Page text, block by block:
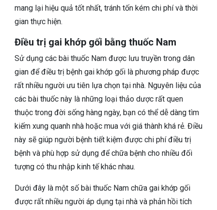
mang lại hiệu quả tốt nhất, tránh tốn kém chi phí và thời
gian thực hiện.
Điều trị gai khớp gối bằng thuốc Nam
Sử dụng các bài thuốc Nam được lưu truyền trong dân
gian để điều trị bệnh gai khớp gối là phương pháp được
rất nhiều người ưu tiên lựa chọn tại nhà. Nguyên liệu của
các bài thuốc này là những loại thảo dược rất quen
thuộc trong đời sống hàng ngày, bạn có thể dễ dàng tìm
kiếm xung quanh nhà hoặc mua với giá thành khá rẻ. Điều
này sẽ giúp người bệnh tiết kiệm được chi phí điều trị
bệnh và phù hợp sử dụng để chữa bệnh cho nhiều đối
tượng có thu nhập kinh tế khác nhau.
Dưới đây là một số bài thuốc Nam chữa gai khớp gối
được rất nhiều người áp dụng tại nhà và phản hồi tích